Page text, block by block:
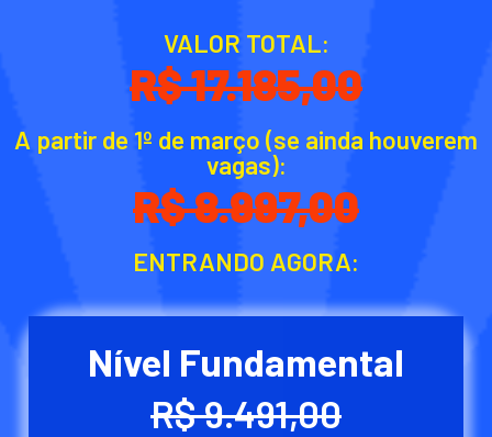
VALOR TOTAL:
R$ 17.185,00
A partir de 1º de março (se ainda houverem
vagas):
R$ 8.997,00
ENTRANDO AGORA:
Nível Fundamental
R$ 9.491,00